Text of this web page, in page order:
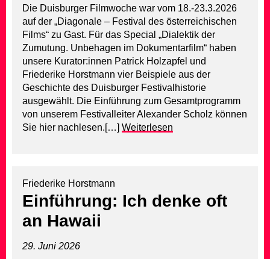
Die Duisburger Filmwoche war vom 18.-23.3.2026
auf der „Diagonale – Festival des österreichischen
Films“ zu Gast. Für das Special „Dialektik der
Zumutung. Unbehagen im Dokumentarfilm“ haben
unsere Kurator:innen Patrick Holzapfel und
Friederike Horstmann vier Beispiele aus der
Geschichte des Duisburger Festivalhistorie
ausgewählt. Die Einführung zum Gesamtprogramm
von unserem Festivalleiter Alexander Scholz können
Sie hier nachlesen.[…] Weiterlesen
Friederike Horstmann
Einführung: Ich denke oft
an Hawaii
29. Juni 2026